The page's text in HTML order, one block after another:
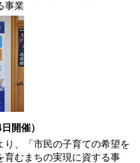
事業
開催）
り、「市民の子育ての希望を
育むまちの実現に資する事